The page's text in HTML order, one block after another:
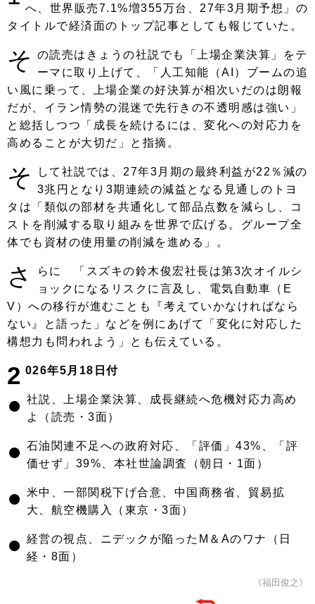
へ、世界販売7.1%増355万台、27年3月期予想」の
タイトルで経済面のトップ記事としても報じていた。
そ
の読売はきょうの社説でも「上場企業決算」をテ
ーマに取り上げて、「人工知能（AI）ブームの追
い風に乗って、上場企業の好決算が相次いだのは朗報
だが、イラン情勢の混迷で先行きの不透明感は強い」
と総括しつつ「成長を続けるには、変化への対応力を
高めることが大切だ」と指摘。
そ
して社説では、27年3月期の最終利益が22％減の
3兆円となり3期連続の減益となる見通しのトヨ
タは「類似の部材を共通化して部品点数を減らし、コ
ストを削減する取り組みを世界で広げる。グループ全
体でも資材の使用量の削減を進める」。
さ
らに 「スズキの鈴木俊宏社長は第3次オイルシ
ョックになるリスクに言及し、電気自動車（E
V）への移行が進むことも『考えていかなければなら
ない』と語った」などを例にあげて「変化に対応した
構想力も問われよう」とも伝えている。
2 026年5月18日付
● 社説、上場企業決算、成長継続へ危機対応力高め
よ（読売・3面）
● 石油関連不足への政府対応、「評価」43%、「評
価せず」39%、本社世論調査（朝日・1面）
● 米中、一部関税下げ合意、中国商務省、貿易拡
大、航空機購入（東京・3面）
● 経営の視点、ニデックが陥ったM＆Aのワナ（日
経・8面）
《福田俊之》